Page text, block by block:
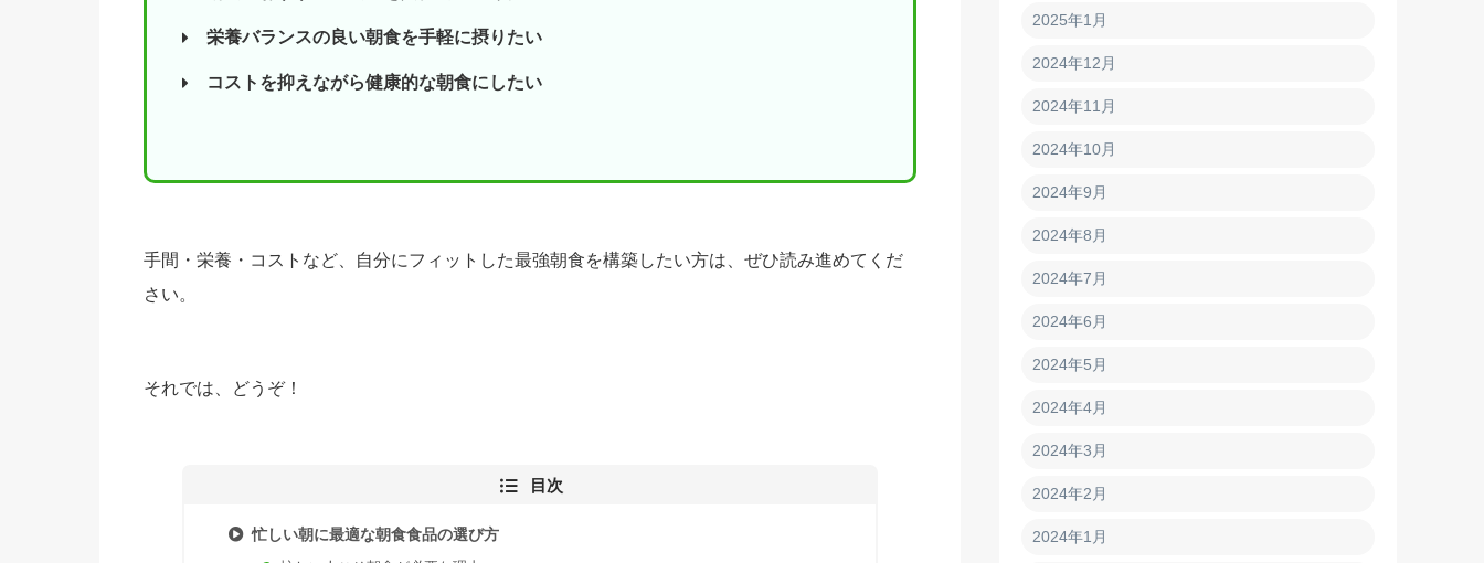
栄養バランスの良い朝食を手軽に摂りたい
コストを抑えながら健康的な朝食にしたい
手間・栄養・コストなど、自分にフィットした最強朝食を構築したい方は、ぜひ読み進めてくだ
さい。
それでは、どうぞ！
目次
忙しい朝に最適な朝食食品の選び方
2025年1月
2024年12月
2024年11月
2024年10月
2024年9月
2024年8月
2024年7月
2024年6月
2024年5月
2024年4月
2024年3月
2024年2月
2024年1月